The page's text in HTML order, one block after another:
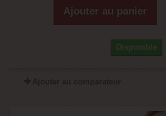
Ajouter au panier
Disponible